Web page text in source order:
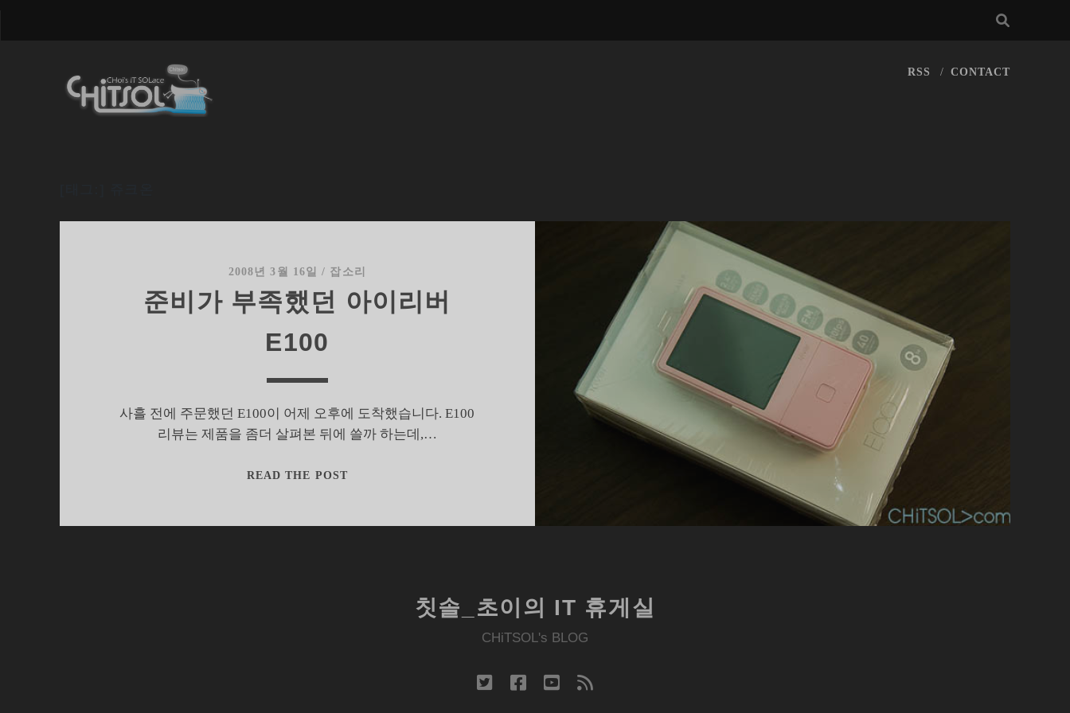
RSS CONTACT
2008년 3월 16일 / 잡소리
준비가 부족했던 아이리버
E100
사흘 전에 주문했던 E100이 어제 오후에 도착했습니다. E100
리뷰는 제품을 좀더 살펴본 뒤에 쓸까 하는데,…
READ THE POST
칫솔_초이의 IT 휴게실
CHiTSOL's BLOG
twitter facebook
youtube
rss